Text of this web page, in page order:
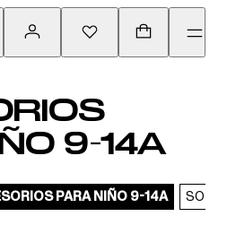
9-14A
PARA NIÑO 9-14A